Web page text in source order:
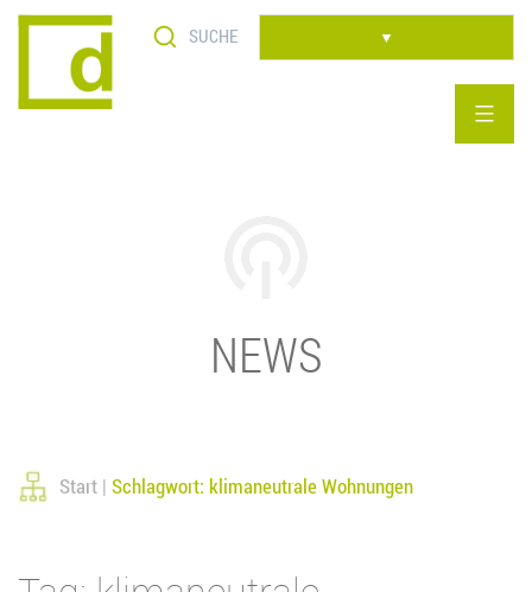
Skip
▼
NEWS
Start Schlagwort: klimaneutrale Wohnungen